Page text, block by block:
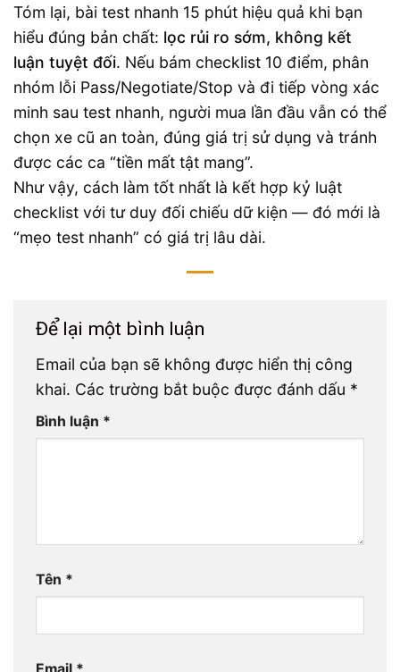
Tóm lại, bài test nhanh 15 phút hiệu quả khi bạn
hiểu đúng bản chất: lọc rủi ro sớm, không kết
luận tuyệt đối. Nếu bám checklist 10 điểm, phân
nhóm lỗi Pass/Negotiate/Stop và đi tiếp vòng xác
minh sau test nhanh, người mua lần đầu vẫn có thể
chọn xe cũ an toàn, đúng giá trị sử dụng và tránh
được các ca “tiền mất tật mang”.
Như vậy, cách làm tốt nhất là kết hợp kỷ luật
checklist với tư duy đối chiếu dữ kiện — đó mới là
“mẹo test nhanh” có giá trị lâu dài.
Để lại một bình luận
Email của bạn sẽ không được hiển thị công
khai. Các trường bắt buộc được đánh dấu *
Bình luận *
Tên *